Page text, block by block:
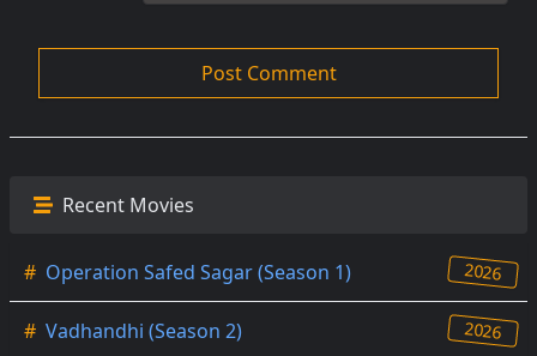
Recent Movies
# Operation Safed Sagar (Season 1) 2026
# Vadhandhi (Season 2) 2026